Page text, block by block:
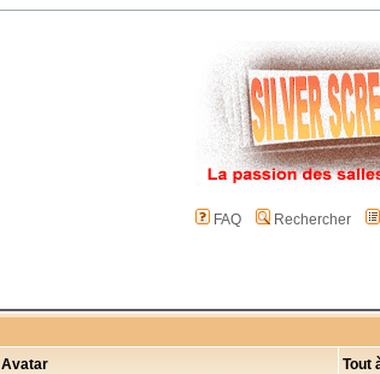
FAQ Rechercher
Avatar Tout